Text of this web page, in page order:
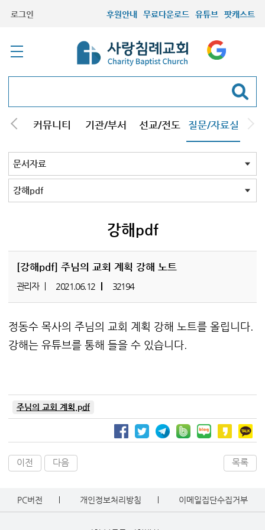
로그인 후원안내 무료다운로드 유튜브 팟캐스트
럼 커뮤니티 기관/부서 선교/전도 질문/자료실
교회Q&A
문서자료
설교자료
기타자료
서창캠퍼스
문서자료 전체
강해pdf
강해pdf
[강해pdf] 주님의 교회 계획 강해 노트
관리자 2021.06.12 32194
정동수 목사의 주님의 교회 계획 강해 노트를 올립니다.
강해는 유튜브를 통해 들을 수 있습니다.
주님의 교회 계획.pdf
이전 다음 목록
PC버전 개인정보처리방침 이메일집단수집거부